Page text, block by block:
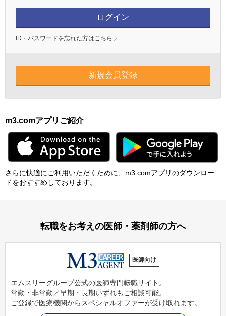
ログイン
ID・パスワードを忘れた方はこちら
新規会員登録
m3.comアプリご紹介
さらに快適にご利⽤いただくために、m3.comアプリのダウンロー
ドをおすすめしております。
転職をお考えの医師・薬剤師の方へ
医師向け
エムスリーグループ公式の医師専門転職サイト。
常勤・非常勤／早期・長期いずれもご相談可能。
ご登録で医療機関からスペシャルオファーが受け取れます。